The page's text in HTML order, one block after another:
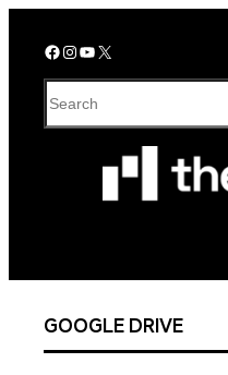
Facebook InstagramYouTube X
S
e
GOOGLE DRIVE